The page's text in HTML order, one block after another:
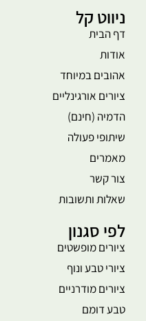
ניווט קל
דף הבית
אודות
אהובים במיוחד
ציורים אורגינליים
הדמיה (חינם)
שיתופי פעולה
מאמרים
צור קשר
שאלות ותשובות
לפי סגנון
ציורים מופשטים
ציורי טבע ונוף
ציורים מודרניים
טבע דומם